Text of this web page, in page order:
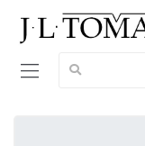
Vyhledávání: